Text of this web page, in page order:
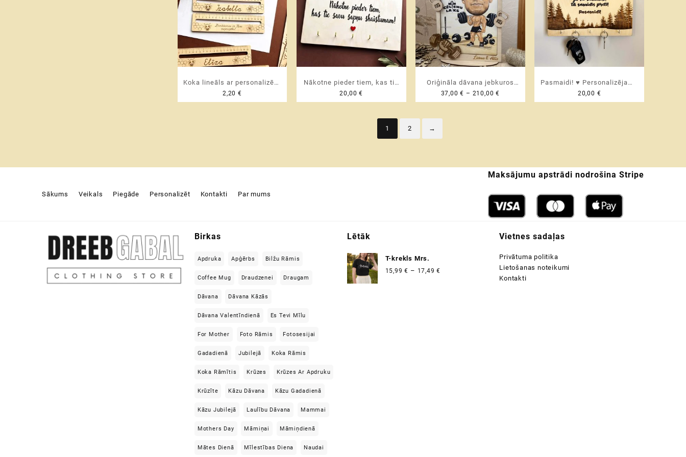
Koka lineāls ar personalizētu
tekstu un joslu teksta
2,20€
Nākotne pieder tiem, kas tic
savu sapņu skaistumam ♥
pakaramais | turētājs
20,00€
Oriģināla dāvana jebkuros
svētkos – personalizēta
personalizētā foto rāmī
♥ unikāla dāvana pārim |
37,00€ – 210,00€
range:
Pasmaidi! ♥ Personalizējams
atslēgu pakaramais |
20,00 €
1 2 →
Sākums Veikals Piegāde Personalizēt Kontakti Par mums
Maksājumu apstrādi nodrošina Stripe
Birkas
Apdruka Apģērbs Bilžu Rāmis
Coffee Mug Draudzenei Draugam
Dāvana Dāvana Kāzās
Dāvana Valentīndienā Es Tevi Mīlu
For Mother Foto Rāmis Fotosesijai
Gadadienā Jubilejā Koka Rāmis
Koka Rāmītis Krūzes Krūzes Ar Apdruku
Krūzīte Kāzu Dāvana Kāzu Gadadienā
Kāzu Jubilejā Laulību Dāvana Mammai
Mothers Day Māmiņai Māmiņdienā
Mātes Dienā Mīlestības Diena Naudai
Lētāk
T-krekls Mrs.
15,99€ – 17,49€
Vietnes sadaļas
Privātuma politika
Lietošanas noteikumi
Kontakti